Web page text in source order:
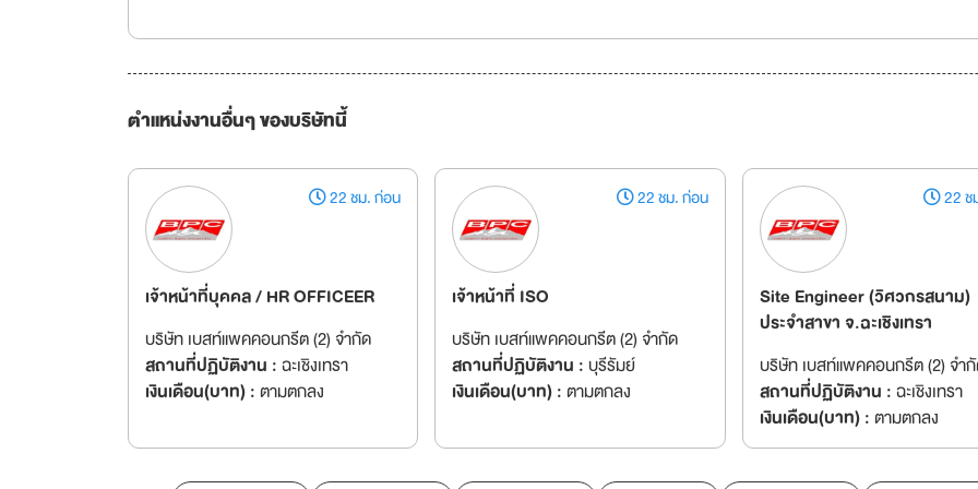
ตำแหน่งงานอื่นๆ ของบริษัทนี้
22 ชม. ก่อน
เจ้าหน้าที่บุคคล / HR OFFICEER
บริษัท เบสท์แพคคอนกรีต (2) จำกัด
สถานที่ปฏิบัติงาน :ฉะเชิงเทรา
เงินเดือน(บาท) :ตามตกลง
22 ชม. ก่อน
เจ้าหน้าที่ ISO
บริษัท เบสท์แพคคอนกรีต (2) จำกัด
สถานที่ปฏิบัติงาน :บุรีรัมย์
เงินเดือน(บาท) :ตามตกลง
22 ช
Site Engineer (วิศวกรสนาม)
ประจำสาขา จ.ฉะเชิงเทรา
บริษัท เบสท์แพคคอนกรีต (2) จำ
สถานที่ปฏิบัติงาน :ฉะเชิงเทรา
เงินเดือน(บาท) :ตามตกลง